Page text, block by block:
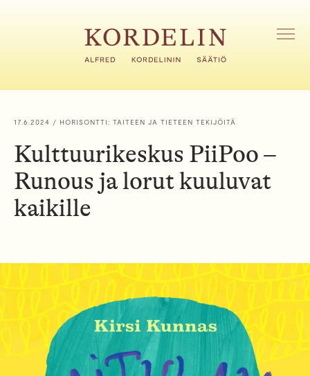
ä
A
V
17.6.2024 / HORISONTTI: TAITEEN JA TIETEEN TEKIJÖITÄ
Kulttuurikeskus PiiPoo –
Runous ja lorut kuuluvat
kaikille